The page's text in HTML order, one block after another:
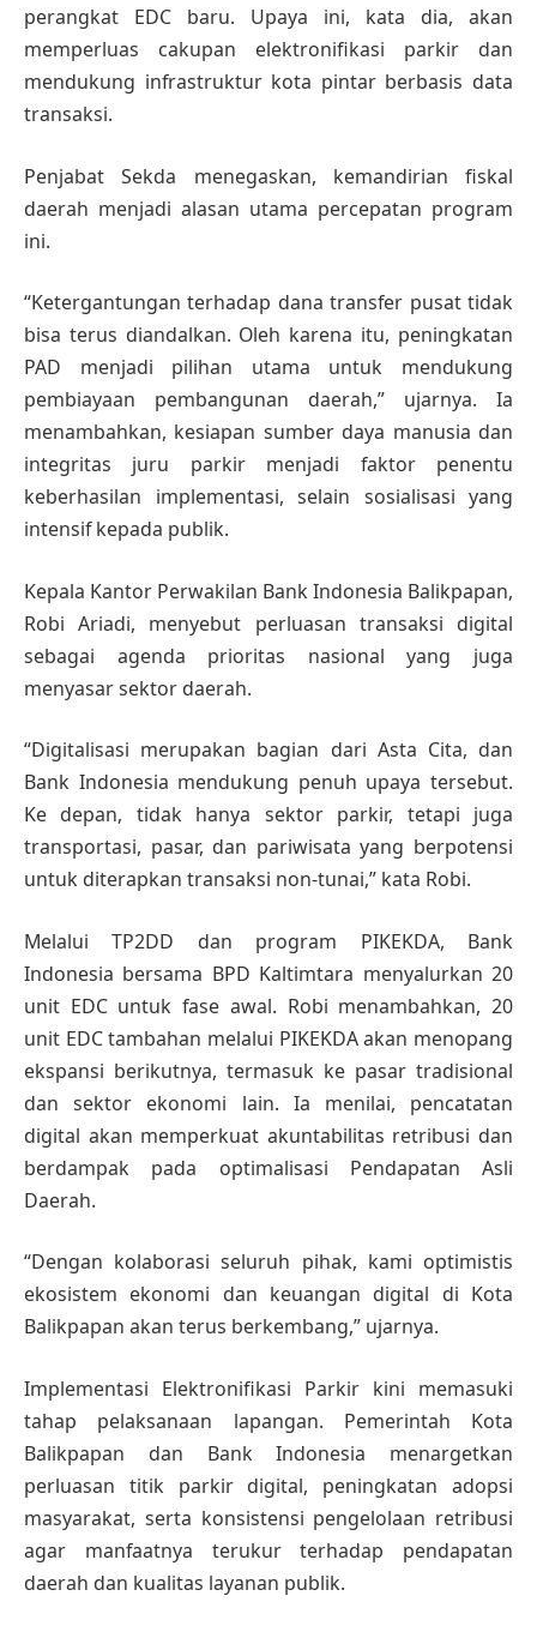
perangkat EDC baru. Upaya ini, kata dia, akan
memperluas cakupan elektronifikasi parkir dan
mendukung infrastruktur kota pintar berbasis data
transaksi.
Penjabat Sekda menegaskan, kemandirian fiskal
daerah menjadi alasan utama percepatan program
ini.
“Ketergantungan terhadap dana transfer pusat tidak
bisa terus diandalkan. Oleh karena itu, peningkatan
PAD menjadi pilihan utama untuk mendukung
pembiayaan pembangunan daerah,” ujarnya. Ia
menambahkan, kesiapan sumber daya manusia dan
integritas juru parkir menjadi faktor penentu
keberhasilan implementasi, selain sosialisasi yang
intensif kepada publik.
Kepala Kantor Perwakilan Bank Indonesia Balikpapan,
Robi Ariadi, menyebut perluasan transaksi digital
sebagai agenda prioritas nasional yang juga
menyasar sektor daerah.
“Digitalisasi merupakan bagian dari Asta Cita, dan
Bank Indonesia mendukung penuh upaya tersebut.
Ke depan, tidak hanya sektor parkir, tetapi juga
transportasi, pasar, dan pariwisata yang berpotensi
untuk diterapkan transaksi non-tunai,” kata Robi.
Melalui TP2DD dan program PIKEKDA, Bank
Indonesia bersama BPD Kaltimtara menyalurkan 20
unit EDC untuk fase awal. Robi menambahkan, 20
unit EDC tambahan melalui PIKEKDA akan menopang
ekspansi berikutnya, termasuk ke pasar tradisional
dan sektor ekonomi lain. Ia menilai, pencatatan
digital akan memperkuat akuntabilitas retribusi dan
berdampak pada optimalisasi Pendapatan Asli
Daerah.
“Dengan kolaborasi seluruh pihak, kami optimistis
ekosistem ekonomi dan keuangan digital di Kota
Balikpapan akan terus berkembang,” ujarnya.
Implementasi Elektronifikasi Parkir kini memasuki
tahap pelaksanaan lapangan. Pemerintah Kota
Balikpapan dan Bank Indonesia menargetkan
perluasan titik parkir digital, peningkatan adopsi
masyarakat, serta konsistensi pengelolaan retribusi
agar manfaatnya terukur terhadap pendapatan
daerah dan kualitas layanan publik.